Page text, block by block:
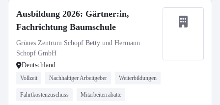
Ausbildung 2026: Gärtner:in,
Fachrichtung Baumschule
Grünes Zentrum Schopf Betty und Hermann
Schopf GmbH
Deutschland
Vollzeit Nachhaltiger Arbeitgeber Weiterbildungen
Fahrtkostenzuschuss Mitarbeiterrabatte